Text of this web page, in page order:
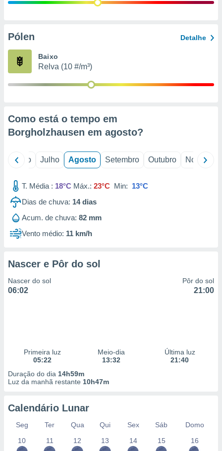
e
de
Pólen Detalhe
Baixo
Relva (10 #/m³)
Como está o tempo em
Borgholzhausen em agosto?
Junho Julho Agosto Setembro Outubro Novembro
T. Média : 18°C Máx.: 23°C Min: 13°C
Dias de chuva: 14dias
Acum. de chuva: 82 mm
Vento médio: 11 km/h
Nascer e Pôr do sol
Nascer do sol
06:02
Pôr do sol
21:00
Primeira luz
05:22
Meio-dia
13:32
Última luz
21:40
Duração do dia 14h59m
Luz da manhã restante 10h47m
Calendário Lunar
Seg Ter Qua Qui Sex Sáb
Domo
10
11 12 13 14 15 16